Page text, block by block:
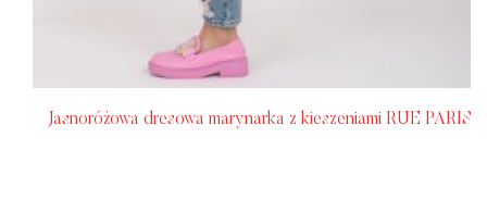
Jasnoróżowa dresowa marynarka z kieszeniami RUE PARIS